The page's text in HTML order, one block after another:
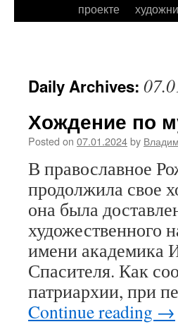
проекте
Daily Archives:
Хождение по
Posted on 07.01.2024by
В православное
продолжила свое
она была
художественного
имени академика
Спасителя. Как
патриархии, при
Continue reading →